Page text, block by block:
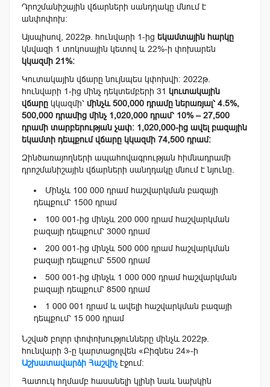
Դրոշմանիշային վճարների սանդղակը մնում է
անփոփոխ։
Այսպիսով, 2022թ. հունվարի 1-ից եկամտային հարկը
կնվազի 1 տոկոսային կետով և 22%-ի փոխարեն
կկազմի 21%։
Կուտակային վճարը նույնպես կփոխվի: 2022թ.
հունվարի 1-ից մինչ դեկտեմբերի 31 կուտակային
վճարը կկազմի՝ մինչև 500,000 դրամը ներառյալ՝ 4.5%,
500,000 դրամից մինչ 1,020,000 դրամ՝ 10% – 27,500
դրամի տարբերության չափ։ 1,020,000-ից ավել բազային
եկամտի դեպքում վճարը կկազմի 74,500 դրամ։
Զինծառայողների ապահովագրության հիմնադրամի
դրոշմանիշային վճարների սանղդակը մնում է նյունը.
Մինչև 100 000 դրամ հաշվարկման բազայի
դեպքում՝ 1500 դրամ
100 001-ից մինչև 200 000 դրամ հաշվարկման
բազայի դեպքում՝ 3000 դրամ
200 001-ից մինչև 500 000 դրամ հաշվարկման
բազայի դեպքում՝ 5500 դրամ
500 001-ից մինչև 1 000 000 դրամ հաշվարկման
բազայի դեպքում՝ 8500 դրամ
1 000 001 դրամ և ավելի հաշվարկման բազայի
դեպքում՝ 15 000 դրամ
Նշված բոլոր փոփոխությունները մինչև 2022թ.
հունվարի 3-ը կարտացոլվեն «Բիզնես 24»-ի
Աշխատավարձի Հաշվիչէջում։
Հատուկ հղմամբ հասանելի կլինի նաև նախկին